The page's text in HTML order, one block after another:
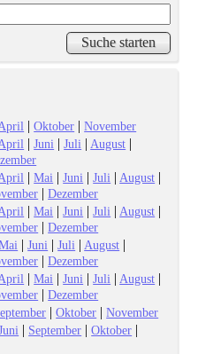
|Oktober |November
|Juni |Juli | August |
|Mai |Juni |Juli | August |
|Dezember
|Mai |Juni |Juli | August |
|Dezember
|Juni |Juli | August |
|Dezember
|Mai |Juni |Juli | August |
|Dezember
|Oktober |November
| September |Oktober |